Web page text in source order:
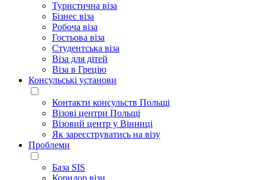
Туристична віза
Бізнес віза
Робоча віза
Гостьова віза
Студентська віза
Віза для дітей
Віза в Грецію
Консульські установи
Контакти консульств Польщі
Візові центри Польщі
Візовий центр у Вінниці
Як зареєструватись на візу
Проблеми
База SIS
Коридор візи